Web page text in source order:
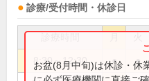
診療/受付時間・休診日
8:30～12:30 ● ●
お盆(8月中旬)は休診・休